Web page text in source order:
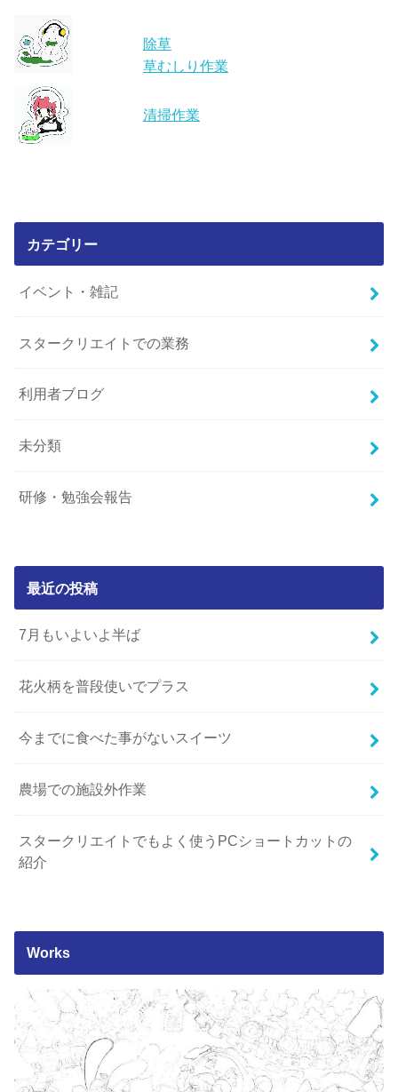
除草
草むしり作業
清掃作業
カテゴリー
イベント・雑記
スタークリエイトでの業務
利用者ブログ
未分類
研修・勉強会報告
最近の投稿
7月もいよいよ半ば
花火柄を普段使いでプラス
今までに食べた事がないスイーツ
農場での施設外作業
スタークリエイトでもよく使うPCショートカットの
紹介
Works